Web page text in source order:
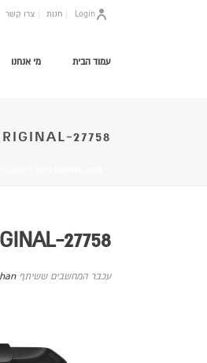
חנות צרו קשר Login
מי אנחנו עמוד הבית
27758
27758
עכבר המחשבים ששיתף